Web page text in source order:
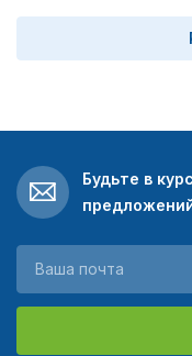
Будьте в